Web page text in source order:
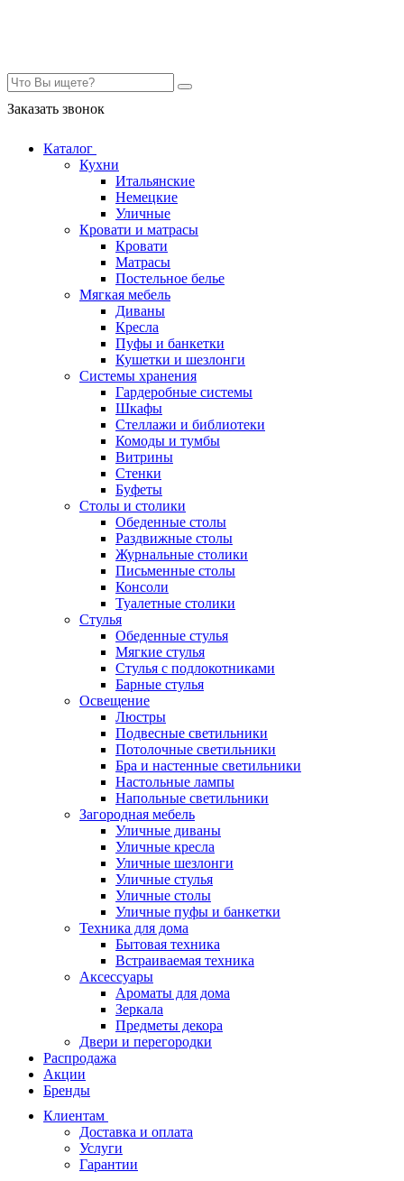
Заказать звонок
Каталог
Кухни
Итальянские
Немецкие
Уличные
Кровати и матрасы
Кровати
Матрасы
Постельное белье
Мягкая мебель
Диваны
Кресла
Пуфы и банкетки
Кушетки и шезлонги
Системы хранения
Гардеробные системы
Шкафы
Стеллажи и библиотеки
Комоды и тумбы
Витрины
Стенки
Буфеты
Столы и столики
Обеденные столы
Раздвижные столы
Журнальные столики
Письменные столы
Консоли
Туалетные столики
Стулья
Обеденные стулья
Мягкие стулья
Стулья с подлокотниками
Барные стулья
Освещение
Люстры
Подвесные светильники
Потолочные светильники
Бра и настенные светильники
Настольные лампы
Напольные светильники
Загородная мебель
Уличные диваны
Уличные кресла
Уличные шезлонги
Уличные стулья
Уличные столы
Уличные пуфы и банкетки
Техника для дома
Бытовая техника
Встраиваемая техника
Аксессуары
Ароматы для дома
Зеркала
Предметы декора
Двери и перегородки
Распродажа
Акции
Бренды
Клиентам
Доставка и оплата
Услуги
Гарантии